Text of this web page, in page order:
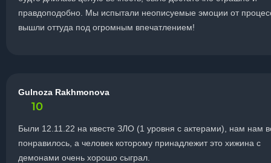
правдоподобно. Мы испытали неописуемые эмоции от
вышли оттуда под огромным впечатлением!
Gulnoza Rakhmonova
10
Были 12.11.22 на квесте ЗЛО (1 уровня с актерами), нам нам
понравилось, а человек которому принадлежит это хижина с
демонами очень хорошо сыграл.